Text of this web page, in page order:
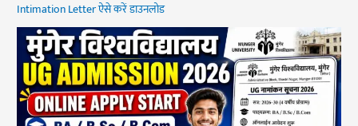
Intimation Letter ऐसे करें डाउनलोड